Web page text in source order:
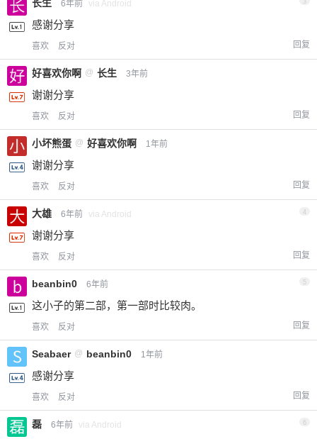
长生 6年前 via Android 3
感谢分享
喜欢 反对 回复
好喜欢你啊 @ 长生 3年前
谢谢分享
喜欢 反对 回复
小坏熊蛋 @ 好喜欢你啊 1年前
谢谢分享
喜欢 反对 回复
大雄 6年前 via Android 4
谢谢分享
喜欢 反对 回复
beanbin0 6年前 5
这小子的第二部，第一部时比较肉。
喜欢 反对 回复
Seabaer @ beanbin0 1年前
感谢分享
喜欢 反对 回复
磊 6年前 via Android 6